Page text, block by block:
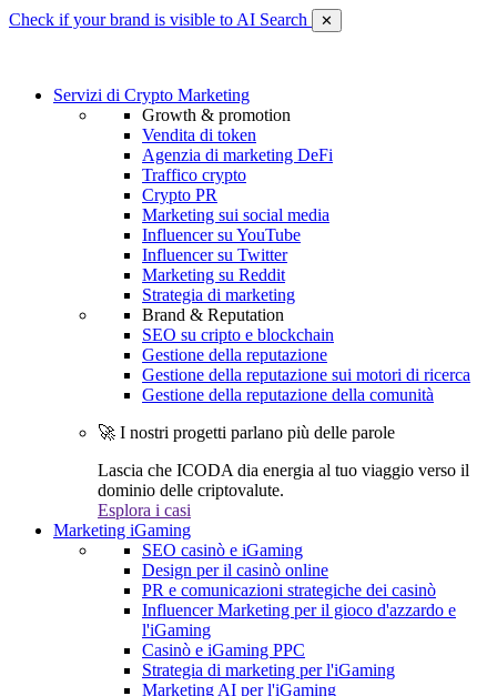
Check if your brand is visible to AI Search ✕
Servizi di Crypto Marketing
Growth & promotion
Vendita di token
Agenzia di marketing DeFi
Traffico crypto
Crypto PR
Marketing sui social media
Influencer su YouTube
Influencer su Twitter
Marketing su Reddit
Strategia di marketing
Brand & Reputation
SEO su cripto e blockchain
Gestione della reputazione
Gestione della reputazione sui motori di ricerca
Gestione della reputazione della comunità
🚀 I nostri progetti parlano più delle parole
Lascia che ICODA dia energia al tuo viaggio verso il
dominio delle criptovalute.
Esplora i casi
Marketing iGaming
SEO casinò e iGaming
Design per il casinò online
PR e comunicazioni strategiche dei casinò
Influencer Marketing per il gioco d'azzardo e
l'iGaming
Casinò e iGaming PPC
Strategia di marketing per l'iGaming
Marketing AI per l'iGaming